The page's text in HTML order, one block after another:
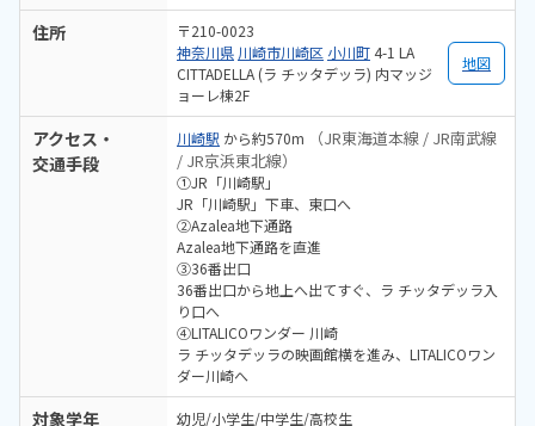
住所
〒210-0023
神奈川県 川崎市川崎区 小川町 4-1 LA
CITTADELLA (ラ チッタデッラ) 内マッジ
ョーレ棟2F
地図
アクセス・
交通手段
川崎駅 から約570m
（JR東海道本線 / JR南武線
/ JR京浜東北線）
①JR「川崎駅」
JR「川崎駅」下車、東口へ
②Azalea地下通路
Azalea地下通路を直進
③36番出口
36番出口から地上へ出てすぐ、ラ チッタデッラ入
り口へ
④LITALICOワンダー 川崎
ラ チッタデッラの映画館横を進み、LITALICOワン
ダー川崎へ
対象学年 幼児/小学生/中学生/高校生